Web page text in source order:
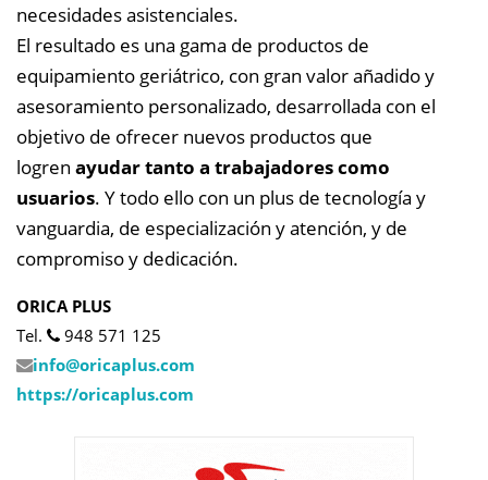
necesidades asistenciales.
El resultado es una gama de productos de
equipamiento geriátrico, con gran valor añadido y
asesoramiento personalizado, desarrollada con el
objetivo de ofrecer nuevos productos que
logren ayudar tanto a trabajadores como
usuarios. Y todo ello con un plus de tecnología y
vanguardia, de especialización y atención, y de
compromiso y dedicación.
ORICA PLUS
Tel.
948 571 125
info@oricaplus.com
https://oricaplus.com